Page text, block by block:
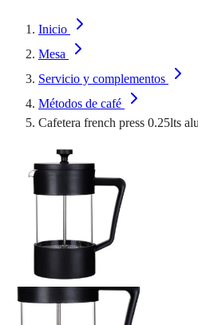
Inicio
Mesa
Servicio y complementos
Métodos de café
Cafetera french press 0.25lts